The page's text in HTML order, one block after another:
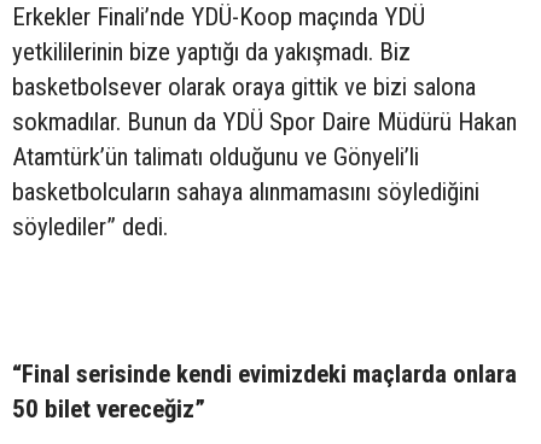
Erkekler Finali’nde YDÜ-Koop maçında YDÜ
yetkililerinin bize yaptığı da yakışmadı. Biz
basketbolsever olarak oraya gittik ve bizi salona
sokmadılar. Bunun da YDÜ Spor Daire Müdürü Hakan
Atamtürk’ün talimatı olduğunu ve Gönyeli’li
basketbolcuların sahaya alınmamasını söylediğini
söylediler” dedi.
“Final serisinde kendi evimizdeki maçlarda onlara
50 bilet vereceğiz”